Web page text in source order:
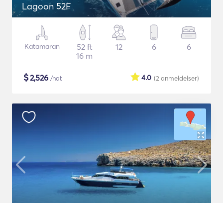
Lagoon 52F
Katamaran
52 ft
16 m
12 6 6
$2,526 /nat (2 anmeldelser)
4.0